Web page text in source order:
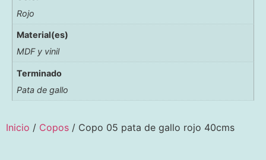
Rojo
Material(es)
MDF y vinil
Terminado
Pata de gallo
Inicio / Copos / Copo 05 pata de gallo rojo 40cms